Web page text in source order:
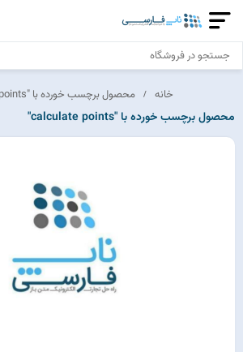
خانه محصول برچسب خورده با "calculate points"
محصول برچسب خورده با "calculate points"